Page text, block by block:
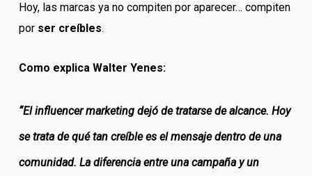
Hoy, las marcas ya no compiten por aparecer… compiten
por ser creíbles.
Como explica Walter Yenes:
“El influencer marketing dejó de tratarse de alcance. Hoy
se trata de qué tan creíble es el mensaje dentro de una
comunidad. La diferencia entre una campaña y un